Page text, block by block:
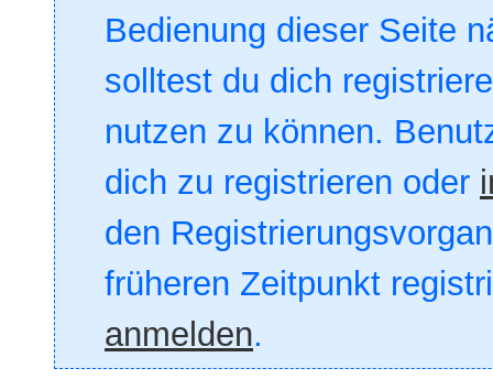
Bedienung dieser Seite
solltest du dich
nutzen zu können.
dich zu registrieren oder
den
früheren Zeitpunkt
anmelden.